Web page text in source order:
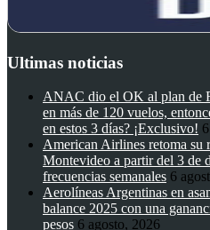
Ultimas noticias
ANAC dio el OK al plan de
en más de 120 vuelos,
en estos 3 días? ¡Exclusivo!
American Airlines retoma su
Montevideo a partir del 3 de
frecuencias semanales 6
Aerolíneas Argentinas en
balance 2025 con una
pesos 6 agosto, 2026